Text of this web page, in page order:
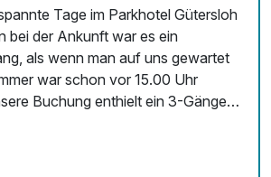
Tage im Parkhotel Gütersloh
bei der Ankunft war es ein
als wenn man auf uns gewartet
war schon vor 15.00 Uhr
Buchung enthielt ein 3-Gänge-
nur empfehlen kann. Der Service
war aufmerksam, aber